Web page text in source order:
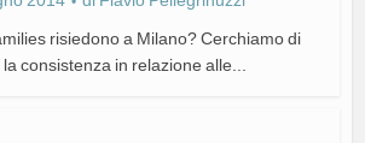
risiedono a Milano? Cerchiamo di
consistenza in relazione alle...